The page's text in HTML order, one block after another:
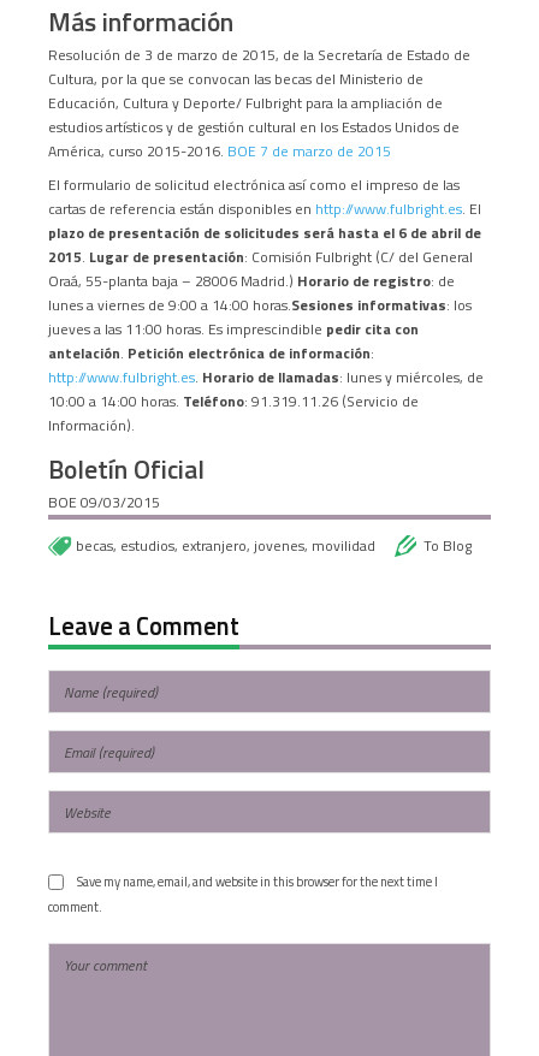
Más información
Resolución de 3 de marzo de 2015, de la Secretaría de Estado de
Cultura, por la que se convocan las becas del Ministerio de
Educación, Cultura y Deporte/ Fulbright para la ampliación de
estudios artísticos y de gestión cultural en los Estados Unidos de
América, curso 2015-2016. BOE 7 de marzo de 2015
El formulario de solicitud electrónica así como el impreso de las
cartas de referencia están disponibles en http://www.fulbright.es. El
plazo de presentación de solicitudes será hasta el 6 de abril de
2015. Lugar de presentación: Comisión Fulbright (C/ del General
Oraá, 55-planta baja – 28006 Madrid.) Horario de registro: de
lunes a viernes de 9:00 a 14:00 horas.Sesiones informativas: los
jueves a las 11:00 horas. Es imprescindible pedir cita con
antelación. Petición electrónica de información:
http://www.fulbright.es. Horario de llamadas: lunes y miércoles, de
10:00 a 14:00 horas. Teléfono: 91.319.11.26 (Servicio de
Información).
Boletín Oficial
BOE 09/03/2015
becas, estudios, extranjero, jovenes, movilidad To Blog
Leave a Comment
Save my name, email, and website in this browser for the next time I
comment.